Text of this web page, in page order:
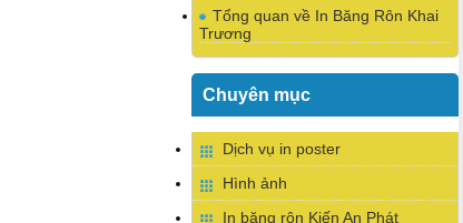
Tổng quan về In Băng Rôn Khai
Trương
Chuyên mục
Dịch vụ in poster
Hình ảnh
In băng rôn Kiến An Phát